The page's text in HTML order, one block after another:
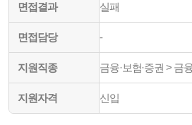
면접결과 실패
면접담당 -
지원직종 금융·보험·증권 > 금
지원자격 신입